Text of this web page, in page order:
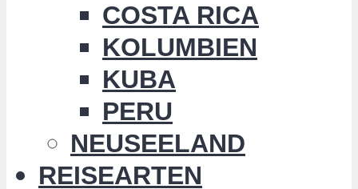
COSTA RICA
KOLUMBIEN
KUBA
PERU
NEUSEELAND
REISEARTEN